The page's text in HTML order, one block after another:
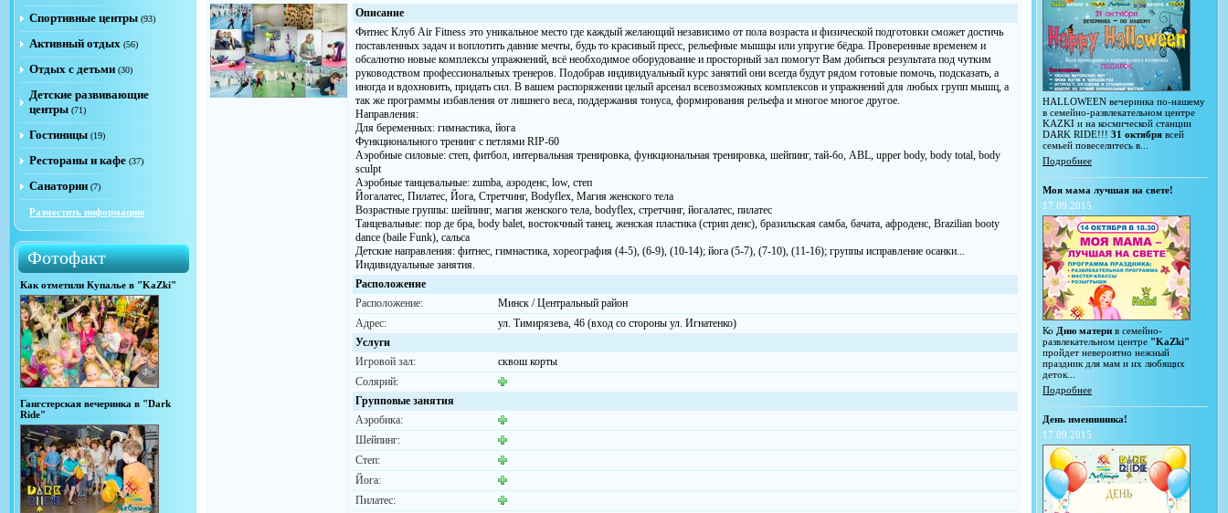
Спортивные центры (93)
Активный отдых (56)
Отдых с детьми (30)
Детские развивающие
центры (71)
Гостиницы (19)
Рестораны и кафе (37)
Санатории (7)
Разместить информацию
Фотофакт
Как отметили Купалье в "KaZki"
Гангстерская вечеринка в "Dark
Ride"
Описание
Фитнес Клуб Air Fitness это уникальное место где каждый желающий независимо от пола возраста и физической подготовки сможет достичь
поставленных задач и воплотить давние мечты, будь то красивый пресс, рельефные мышцы или упругие бёдра. Проверенные временем и
обсалютно новые комплексы упражнений, всё необходимое оборудование и просторный зал помогут Вам добиться результата под чутким
руководством профессиональных тренеров. Подобрав индивидуальный курс занятий они всегда будут рядом готовые помочь, подсказать, а
иногда и вдохновить, придать сил. В вашем распоряжении целый арсенал всевозможных комплексов и упражнений для любых групп мышц, а
так же программы избавления от лишнего веса, поддержания тонуса, формирования рельефа и многое многое другое.
Направления:
Для беременных: гимнастика, йога
Функционального тренинг с петлями RIP-60
Аэробные силовые: степ, фитбол, интервальная тренировка, функциональная тренировка, шейпинг, тай-бо, ABL, upper body, body total, body
sculpt
Аэробные танцевальные: zumba, аэроденс, low, степ
Йогалатес, Пилатес, Йога, Стретчинг, Bodyflex, Магия женского тела
Возрастные группы: шейпинг, магия женского тела, bodyflex, стретчинг, йогалатес, пилатес
Танцевальные: пор де бра, body balet, востокчный танец, женская пластика (стрип денс), бразильская самба, бачата, афроденс, Brazilian booty
dance (baile Funk), сальса
Детские направления: фитнес, гимнастика, хореография (4-5), (6-9), (10-14); йога (5-7), (7-10), (11-16); группы исправление осанки...
Индивидуальные занятия.
Расположение
Расположение:
Минск / Центральный район
Адрес:
ул. Тимирязева, 46 (вход со стороны ул. Игнатенко)
Услуги
Игровой зал:
сквош корты
Солярий:
Групповые занятия
Аэробика:
Шейпинг:
Степ:
Йога:
Пилатес:
HALLOWEEN вечеринка по-нашему
в семейно-развлекательном центре
KAZKI и на космической станции
DARK RIDE!!! 31 октября всей
семьей повеселитесь в...
Подробнее
Моя мама лучшая на свете!
17.09.2015
Ко Дню матери в семейно-
развлекательном центре "KaZki"
пройдет невероятно нежный
праздник для мам и их любящих
деток...
Подробнее
День именинника!
17.09.2015